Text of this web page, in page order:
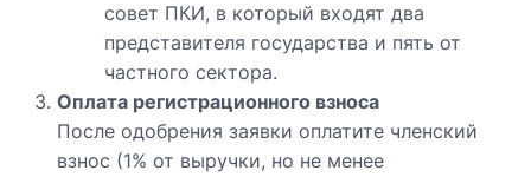
совет ПКИ, в который входят два
представителя государства и пять от
частного сектора.
Оплата регистрационного взноса
После одобрения заявки оплатите членский
взнос (1% от выручки, но не менее